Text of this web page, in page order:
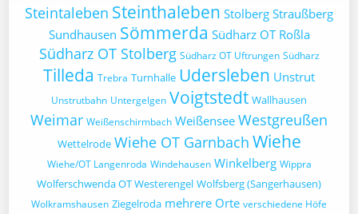
Steintaleben Steinthaleben Stolberg Straußberg
Sundhausen Sömmerda Südharz OT Roßla
Südharz OT Stolberg Südharz OT Uftrungen Südharz
Tilleda Trebra Turnhalle Udersleben Unstrut
Unstrutbahn Untergelgen Voigtstedt Wallhausen
Weimar Weißenschirmbach Weißensee Westgreußen
Wettelrode Wiehe OT Garnbach Wiehe
Wiehe/OT Langenroda Windehausen Winkelberg Wippra
Wolferschwenda OT Westerengel Wolfsberg (Sangerhausen)
Wolkramshausen Ziegelroda mehrere Orte verschiedene Höfe